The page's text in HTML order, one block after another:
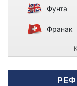
Фунта
Франак